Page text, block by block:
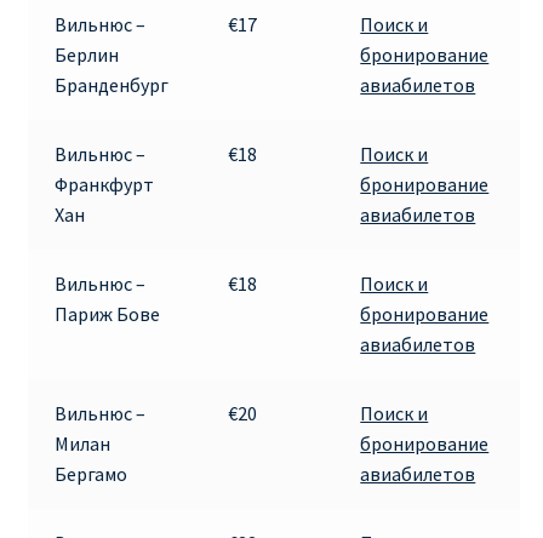
Вильнюс –
Берлин
Бранденбург
€17
Поиск и
бронирование
авиабилетов
Вильнюс –
Франкфурт
Хан
€18
Поиск и
бронирование
авиабилетов
Вильнюс –
Париж Бове
€18
Поиск и
бронирование
авиабилетов
Вильнюс –
Милан
Бергамо
€20
Поиск и
бронирование
авиабилетов